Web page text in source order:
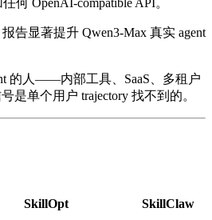
告显著提升 Qwen3-Max 真实 agent
的人——内部工具、SaaS、多租户
是单个用户 trajectory 找不到的。
SkillOpt SkillClaw